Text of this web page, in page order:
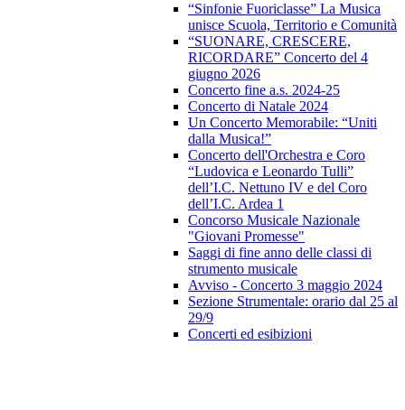
“Sinfonie Fuoriclasse” La Musica
unisce Scuola, Territorio e Comunità
“SUONARE, CRESCERE,
RICORDARE” Concerto del 4
giugno 2026
Concerto fine a.s. 2024-25
Concerto di Natale 2024
Un Concerto Memorabile: “Uniti
dalla Musica!”
Concerto dell'Orchestra e Coro
“Ludovica e Leonardo Tulli”
dell’I.C. Nettuno IV e del Coro
dell’I.C. Ardea 1
Concorso Musicale Nazionale
"Giovani Promesse"
Saggi di fine anno delle classi di
strumento musicale
Avviso - Concerto 3 maggio 2024
Sezione Strumentale: orario dal 25 al
29/9
Concerti ed esibizioni